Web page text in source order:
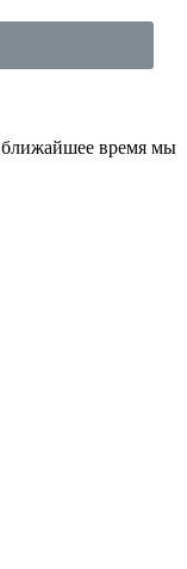
время мы